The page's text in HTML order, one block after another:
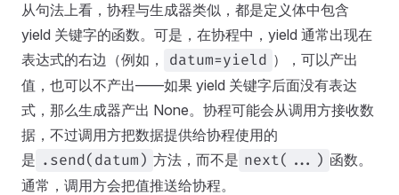
从句法上看，协程与生成器类似，都是定义体中包含
yield 关键字的函数。可是，在协程中，yield 通常出现在
表达式的右边（例如，
datum=yield ），可以产出
值，也可以不产出——如果 yield 关键字后面没有表达
式，那么生成器产出 None。协程可能会从调用方接收数
据，不过调用方把数据提供给协程使用的
是 .send(datum) 方法，而不是 next(...) 函数。
通常，调用方会把值推送给协程。